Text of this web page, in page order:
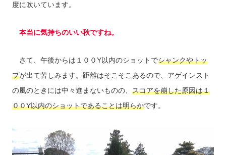
度に吹いています。
本当に気持ちのいい秋ですね。
さて、午後からは１００Y以内のショットでシャンクやトッ
プが出て苦しみます。距離はそこそこあるので、アゲインスト
の風のときには中々進まないものの、 スコアを崩した原因は１
００Y以内のショットであることは明らかです。